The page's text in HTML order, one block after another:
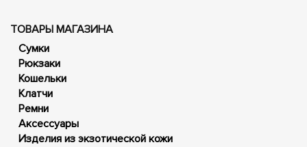
ТОВАРЫ МАГАЗИНА
Сумки
Рюкзаки
Кошельки
Клатчи
Ремни
Аксессуары
Изделия из экзотической кожи